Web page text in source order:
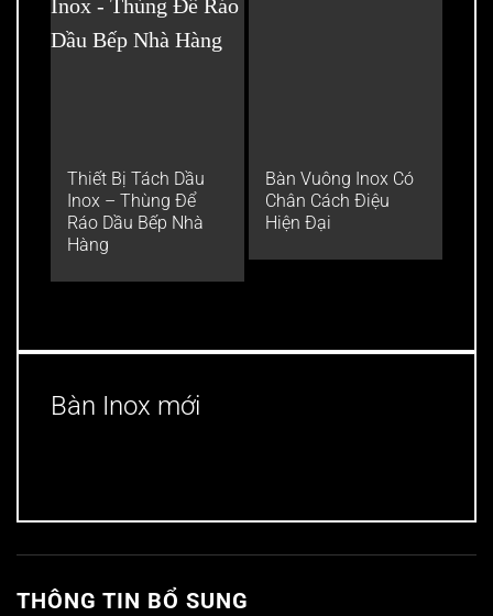
Thiết Bị Tách Dầu
Inox – Thùng Để
Ráo Dầu Bếp Nhà
Hàng
Bàn Vuông Inox Có
Chân Cách Điệu
Hiện Đại
Bàn Inox mới
THÔNG TIN BỔ SUNG